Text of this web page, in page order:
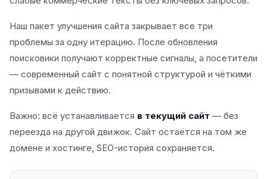
Наш пакет улучшения сайта закрывает все три
проблемы за одну итерацию. После обновления
поисковики получают корректные сигналы, а посетители
— современный сайт с понятной структурой и чёткими
призывами к действию.
Важно: всё устанавливается в текущий сайт — без
переезда на другой движок. Сайт остаётся на том же
домене и хостинге, SEO-история сохраняется.